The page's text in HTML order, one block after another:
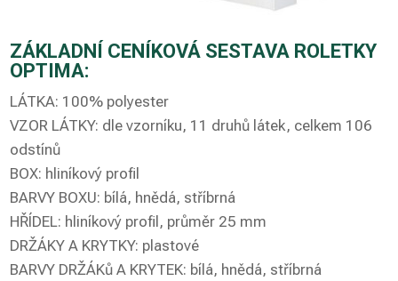
ZÁKLADNÍ CENÍKOVÁ SESTAVA ROLETKY
OPTIMA:
LÁTKA: 100% polyester
VZOR LÁTKY: dle vzorníku, 11 druhů látek, celkem 106
odstínů
BOX: hliníkový profil
BARVY BOXU: bílá, hnědá, stříbrná
HŘÍDEL: hliníkový profil, průměr 25 mm
DRŽÁKY A KRYTKY: plastové
BARVY DRŽÁKů A KRYTEK: bílá, hnědá, stříbrná